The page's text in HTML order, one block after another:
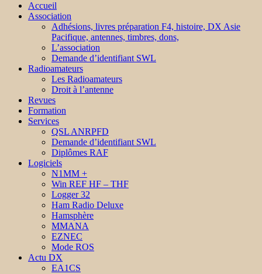
Accueil
Association
Adhésions, livres préparation F4, histoire, DX Asie
Pacifique, antennes, timbres, dons,
L’association
Demande d’identifiant SWL
Radioamateurs
Les Radioamateurs
Droit à l’antenne
Revues
Formation
Services
QSL ANRPFD
Demande d’identifiant SWL
Diplômes RAF
Logiciels
N1MM +
Win REF HF – THF
Logger 32
Ham Radio Deluxe
Hamsphère
MMANA
EZNEC
Mode ROS
Actu DX
EA1CS